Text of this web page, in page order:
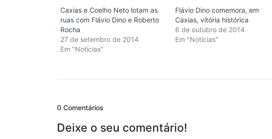
Caxias e Coelho Neto lotam as
ruas com Flávio Dino e Roberto
Rocha
27 de setembro de 2014
Em "Notícias"
Flávio Dino comemora, em
Caxias, vitória histórica
6 de outubro de 2014
Em "Notícias"
0 Comentários
Deixe o seu comentário!